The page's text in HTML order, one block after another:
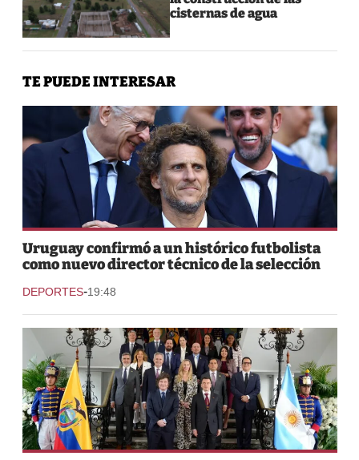
cisternas de agua
TE PUEDE INTERESAR
Uruguay confirmó a un histórico futbolista
como nuevo director técnico de la selección
DEPORTES-19:48